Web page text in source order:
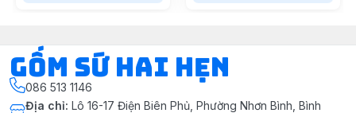
Gốm Sứ Hai Hẹn
086 513 1146
Địa chỉ: Lô 16-17 Điện Biên Phủ, Phường Nhơn Bình, Bình